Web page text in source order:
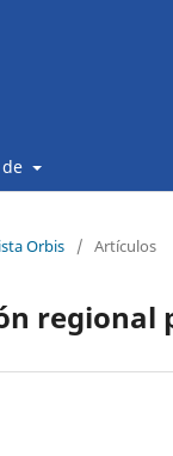
Orbis / Artículos
regional